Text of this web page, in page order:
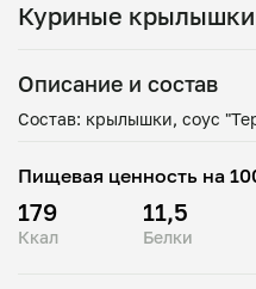
Куриные крылышки
Описание и состав
Пищевая ценность на
179
Ккал
11,5
Белки